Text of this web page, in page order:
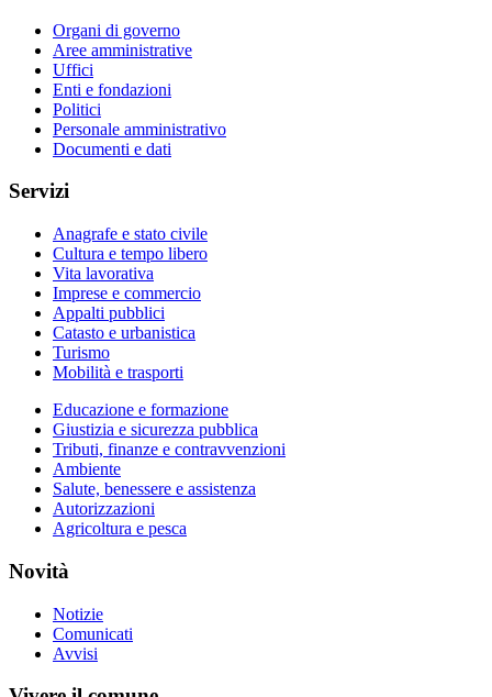
Organi di governo
Aree amministrative
Uffici
Enti e fondazioni
Politici
Personale amministrativo
Documenti e dati
Servizi
Anagrafe e stato civile
Cultura e tempo libero
Vita lavorativa
Imprese e commercio
Appalti pubblici
Catasto e urbanistica
Turismo
Mobilità e trasporti
Educazione e formazione
Giustizia e sicurezza pubblica
Tributi, finanze e contravvenzioni
Ambiente
Salute, benessere e assistenza
Autorizzazioni
Agricoltura e pesca
Novità
Notizie
Comunicati
Avvisi